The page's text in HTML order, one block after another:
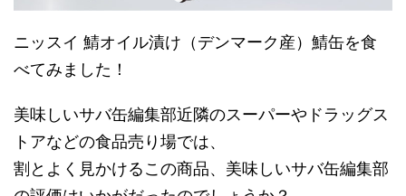
ニッスイ 鯖オイル漬け（デンマーク産）鯖缶を食
べてみました！
美味しいサバ缶編集部近隣のスーパーやドラッグス
トアなどの食品売り場では、
割とよく見かけるこの商品、美味しいサバ缶編集部